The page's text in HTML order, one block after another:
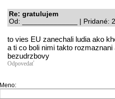
Re: gratulujem
Od: ______________ | Pridané:
to vies EU zanechali ludia ako
a ti co boli nimi takto
bezudrzbovy
Odpovedať
Meno: